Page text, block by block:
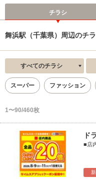
チラシ
舞浜駅（千葉県）周辺のチ
すべてのチラシ
スーパー ファッション
1〜90/460枚
ド
■店